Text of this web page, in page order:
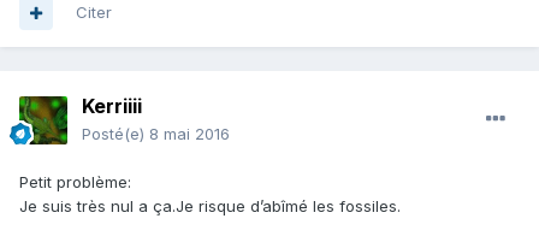
Citer
Kerriiii
Posté(e) 8 mai 2016
Petit problème:
Je suis très nul a ça.Je risque d’abîmé les fossiles.